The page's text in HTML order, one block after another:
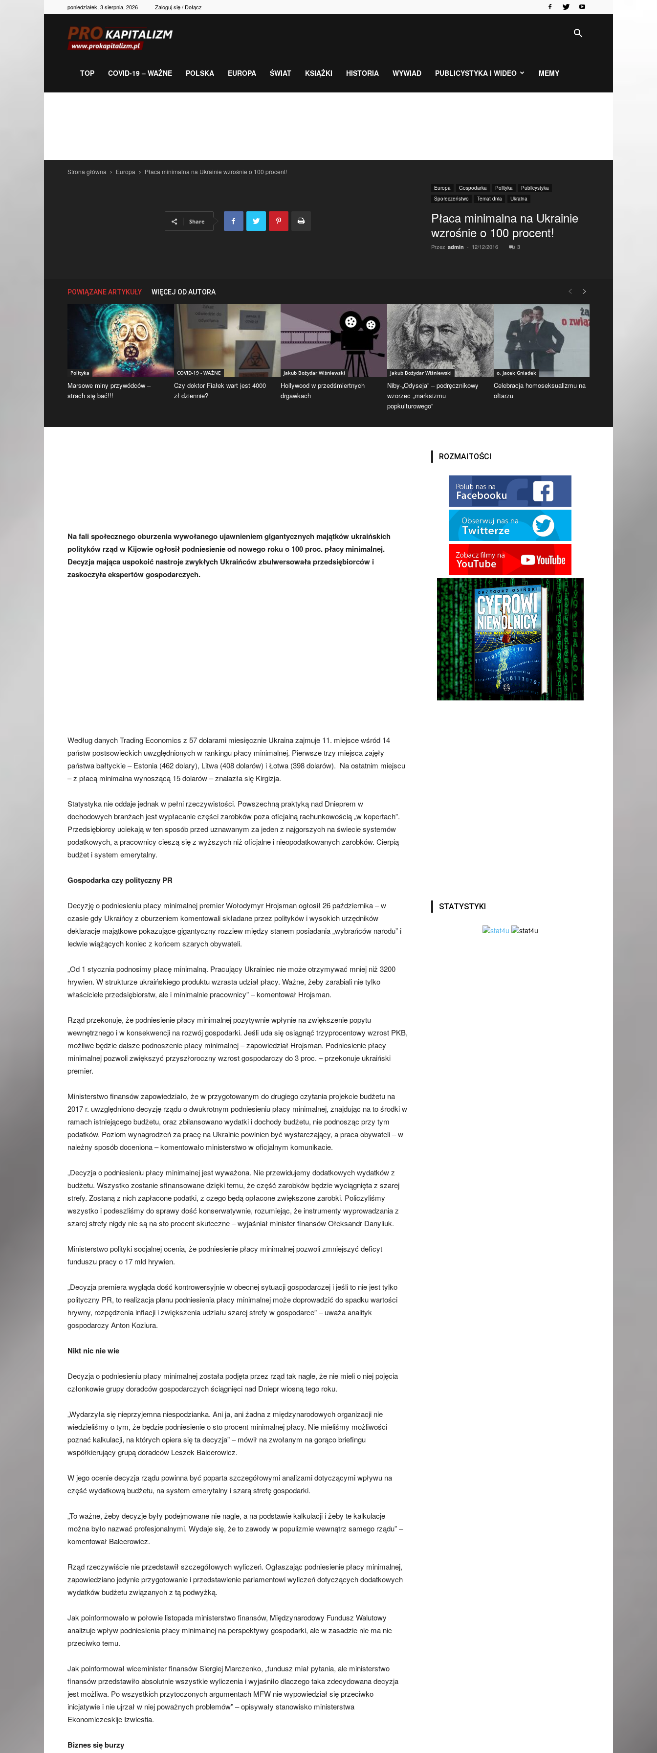
poniedziałek, 3 sierpnia, 2026 Zaloguj się / Dołącz
gospodarka,
TOP COVID-19 – WAŻNE POLSKA EUROPA ŚWIAT KSIĄŻKI HISTORIA WYWIAD PUBLICYSTYKA I WIDEO MEMY
Strona główna Europa Płaca minimalna na Ukrainie wzrośnie o 100 procent!
Europa Gospodarka Polityka
Publicystyka
Społeczeństwo
Temat dnia Ukraina
Płaca minimalna na Ukrainie
wzrośnie o 100 procent!
Przez admin - 12/12/2016 3
Share
POWIĄZANE ARTYKUŁY WIĘCEJ OD AUTORA
Polityka
Marsowe miny przywódców –
strach się bać!!!
COVID-19 - WAŻNE
Czy doktor Fiałek wart jest 4000
zł dziennie?
Jakub Bożydar Wiśniewski
Hollywood w przedśmiertnych
drgawkach
Jakub Bożydar Wiśniewski
Niby-„Odyseja” – podręcznikowy
wzorzec „marksizmu
popkulturowego”
o. Jacek Gniadek
Celebracja homoseksualizmu na
ołtarzu
Na fali społecznego oburzenia wywołanego ujawnieniem gigantycznych majątków ukraińskich
polityków rząd w Kijowie ogłosił podniesienie od nowego roku o 100 proc. płacy minimalnej.
Decyzja mająca uspokoić nastroje zwykłych Ukraińców zbulwersowała przedsiębiorców i
zaskoczyła ekspertów gospodarczych.
Według danych Trading Economics z 57 dolarami miesięcznie Ukraina zajmuje 11. miejsce wśród 14
państw postsowieckich uwzględnionych w rankingu płacy minimalnej. Pierwsze trzy miejsca zajęły
państwa bałtyckie – Estonia (462 dolary), Litwa (408 dolarów) i Łotwa (398 dolarów). Na ostatnim miejscu
– z płacą minimalna wynoszącą 15 dolarów – znalazła się Kirgizja.
Statystyka nie oddaje jednak w pełni rzeczywistości. Powszechną praktyką nad Dnieprem w
dochodowych branżach jest wypłacanie części zarobków poza oficjalną rachunkowością „w kopertach”.
Przedsiębiorcy uciekają w ten sposób przed uznawanym za jeden z najgorszych na świecie systemów
podatkowych, a pracownicy cieszą się z wyższych niż oficjalne i nieopodatkowanych zarobków. Cierpią
budżet i system emerytalny.
Gospodarka czy polityczny PR
Decyzję o podniesieniu płacy minimalnej premier Wołodymyr Hrojsman ogłosił 26 października – w
czasie gdy Ukraińcy z oburzeniem komentowali składane przez polityków i wysokich urzędników
deklaracje majątkowe pokazujące gigantyczny rozziew między stanem posiadania „wybrańców narodu” i
ledwie wiążących koniec z końcem szarych obywateli.
„Od 1 stycznia podnosimy płacę minimalną. Pracujący Ukrainiec nie może otrzymywać mniej niż 3200
hrywien. W strukturze ukraińskiego produktu wzrasta udział płacy. Ważne, żeby zarabiali nie tylko
właściciele przedsiębiorstw, ale i minimalnie pracownicy” – komentował Hrojsman.
Rząd przekonuje, że podniesienie płacy minimalnej pozytywnie wpłynie na zwiększenie popytu
wewnętrznego i w konsekwencji na rozwój gospodarki. Jeśli uda się osiągnąć trzyprocentowy wzrost PKB,
możliwe będzie dalsze podnoszenie płacy minimalnej – zapowiedział Hrojsman. Podniesienie płacy
minimalnej pozwoli zwiększyć przyszłoroczny wzrost gospodarczy do 3 proc. – przekonuje ukraiński
premier.
Ministerstwo finansów zapowiedziało, że w przygotowanym do drugiego czytania projekcie budżetu na
2017 r. uwzględniono decyzję rządu o dwukrotnym podniesieniu płacy minimalnej, znajdując na to środki w
ramach istniejącego budżetu, oraz zbilansowano wydatki i dochody budżetu, nie podnosząc przy tym
podatków. Poziom wynagrodzeń za pracę na Ukrainie powinien być wystarczający, a praca obywateli – w
należny sposób doceniona – komentowało ministerstwo w oficjalnym komunikacie.
„Decyzja o podniesieniu płacy minimalnej jest wyważona. Nie przewidujemy dodatkowych wydatków z
budżetu. Wszystko zostanie sfinansowane dzięki temu, że część zarobków będzie wyciągnięta z szarej
strefy. Zostaną z nich zapłacone podatki, z czego będą opłacone zwiększone zarobki. Policzyliśmy
wszystko i podeszliśmy do sprawy dość konserwatywnie, rozumiejąc, że instrumenty wyprowadzania z
szarej strefy nigdy nie są na sto procent skuteczne – wyjaśniał minister finansów Ołeksandr Danyliuk.
Ministerstwo polityki socjalnej ocenia, że podniesienie płacy minimalnej pozwoli zmniejszyć deficyt
funduszu pracy o 17 mld hrywien.
„Decyzja premiera wygląda dość kontrowersyjnie w obecnej sytuacji gospodarczej i jeśli to nie jest tylko
polityczny PR, to realizacja planu podniesienia płacy minimalnej może doprowadzić do spadku wartości
hrywny, rozpędzenia inflacji i zwiększenia udziału szarej strefy w gospodarce” – uważa analityk
gospodarczy Anton Koziura.
Nikt nic nie wie
Decyzja o podniesieniu płacy minimalnej została podjęta przez rząd tak nagle, że nie mieli o niej pojęcia
członkowie grupy doradców gospodarczych ściągnięci nad Dniepr wiosną tego roku.
„Wydarzyła się nieprzyjemna niespodzianka. Ani ja, ani żadna z międzynarodowych organizacji nie
wiedzieliśmy o tym, że będzie podniesienie o sto procent minimalnej płacy. Nie mieliśmy możliwości
poznać kalkulacji, na których opiera się ta decyzja” – mówił na zwołanym na gorąco briefingu
współkierujący grupą doradców Leszek Balcerowicz.
W jego ocenie decyzja rządu powinna być poparta szczegółowymi analizami dotyczącymi wpływu na
część wydatkową budżetu, na system emerytalny i szarą strefę gospodarki.
„To ważne, żeby decyzje były podejmowane nie nagle, a na podstawie kalkulacji i żeby te kalkulacje
można było nazwać profesjonalnymi. Wydaje się, że to zawody w populizmie wewnątrz samego rządu” –
komentował Balcerowicz.
Rząd rzeczywiście nie przedstawił szczegółowych wyliczeń. Ogłaszając podniesienie płacy minimalnej,
zapowiedziano jedynie przygotowanie i przedstawienie parlamentowi wyliczeń dotyczących dodatkowych
wydatków budżetu związanych z tą podwyżką.
Jak poinformowało w połowie listopada ministerstwo finansów, Międzynarodowy Fundusz Walutowy
analizuje wpływ podniesienia płacy minimalnej na perspektywy gospodarki, ale w zasadzie nie ma nic
przeciwko temu.
Jak poinformował wiceminister finansów Siergiej Marczenko, „fundusz miał pytania, ale ministerstwo
finansów przedstawiło absolutnie wszystkie wyliczenia i wyjaśniło dlaczego taka zdecydowana decyzja
jest możliwa. Po wszystkich przytoczonych argumentach MFW nie wypowiedział się przeciwko
inicjatywie i nie ujrzał w niej poważnych problemów” – opisywały stanowisko ministerstwa
Ekonomiczeskije Izwiestia.
Biznes się burzy
ROZMAITOŚCI
STATYSTYKI